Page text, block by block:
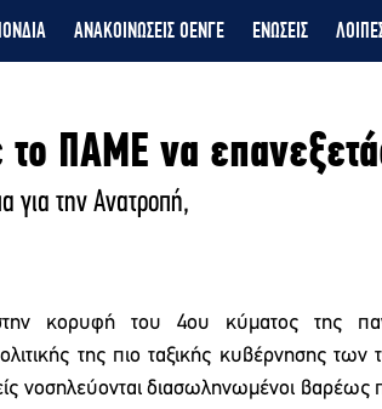
ΑΝΑΚΟΙΝΩΣΕΙΣ ΟΕΝΓΕ ΕΝΩΣΕΙΣ
ΠΑΜΕ να
για την Ανατροπή,
κορυφή του 4ου κύματος της
της πιο ταξικής κυβέρνησης
νοσηλεύονται διασωληνωμένοι βαρέως